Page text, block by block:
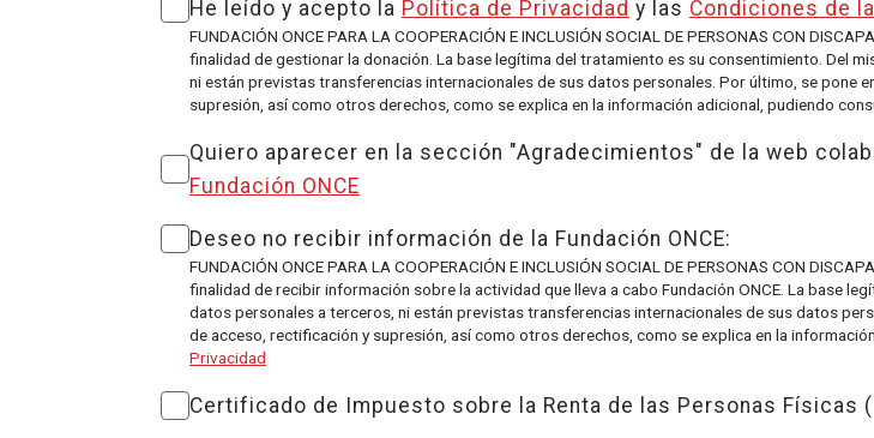
He leído y acepto la Política de Privacidad y las Condiciones de
FUNDACIÓN ONCE PARA LA COOPERACIÓN E INCLUSIÓN SOCIAL DE PERSONAS CON
finalidad de gestionar la donación. La base legítima del tratamiento es su consentimiento. Del
ni están previstas transferencias internacionales de sus datos personales. Por último, se pone
supresión, así como otros derechos, como se explica en la información adicional, pudiendo
Quiero aparecer en la sección "Agradecimientos" de la web
Fundación ONCE
Deseo no recibir información de la Fundación ONCE:
FUNDACIÓN ONCE PARA LA COOPERACIÓN E INCLUSIÓN SOCIAL DE PERSONAS CON
finalidad de recibir información sobre la actividad que lleva a cabo Fundación ONCE. La base
datos personales a terceros, ni están previstas transferencias internacionales de sus datos
de acceso, rectificación y supresión, así como otros derechos, como se explica en la
Privacidad
Certificado de Impuesto sobre la Renta de las Personas Físicas